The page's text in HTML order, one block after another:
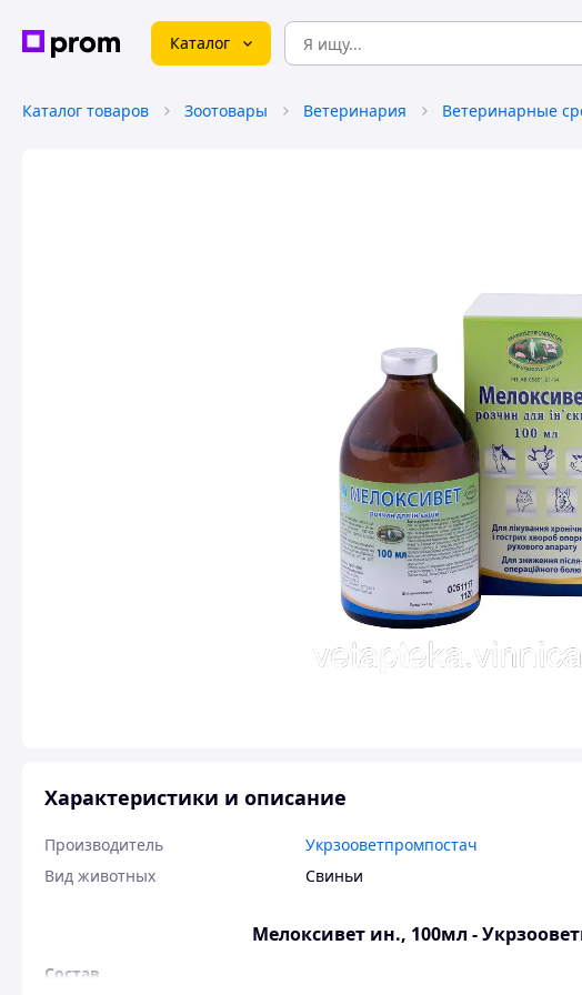
Каталог
Каталог товаров Зоотовары Ветеринария
Характеристики и описание
Производитель
Укрзооветпромпостач
Вид животных
Свиньи
Мелоксивет ин., 100мл -
Состав